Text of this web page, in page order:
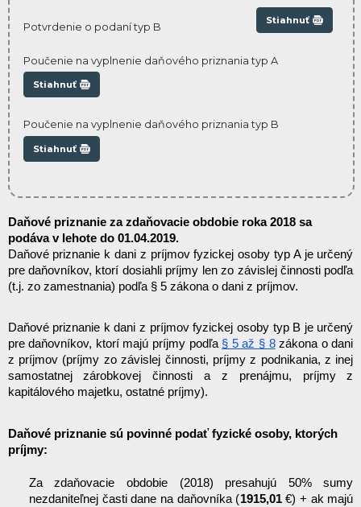
Potvrdenie o podaní typ B
Stiahnuť
Poučenie na vyplnenie daňového priznania typ A
Stiahnuť
Poučenie na vyplnenie daňového priznania typ B
Stiahnuť
Daňové priznanie za zdaňovacie obdobie roka 2018 sa
podáva v lehote do 01.04.2019.
Daňové priznanie k dani z príjmov fyzickej osoby typ A je určený
pre daňovníkov, ktorí dosiahli príjmy len zo závislej činnosti podľa
(t.j. zo zamestnania) podľa § 5 zákona o dani z príjmov.
Daňové priznanie k dani z príjmov fyzickej osoby typ B je určený
pre daňovníkov, ktorí majú príjmy podľa § 5 až § 8 zákona o dani
z príjmov (príjmy zo závislej činnosti, príjmy z podnikania, z inej
samostatnej zárobkovej činnosti a z prenájmu, príjmy z
kapitálového majetku, ostatné príjmy).
Daňové priznanie sú povinné podať fyzické osoby, ktorých
príjmy:
Za zdaňovacie obdobie (2018) presahujú 50% sumy
nezdaniteľnej časti dane na daňovníka (1915,01 €) + ak majú